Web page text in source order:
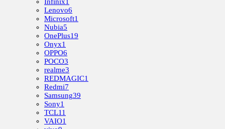
Infinix1
Lenovo6
Microsoft1
Nubia5
OnePlus19
Onyx1
OPPO6
POCO3
realme3
REDMAGIC1
Redmi7
Samsung39
Sony1
TCL11
VAIO1